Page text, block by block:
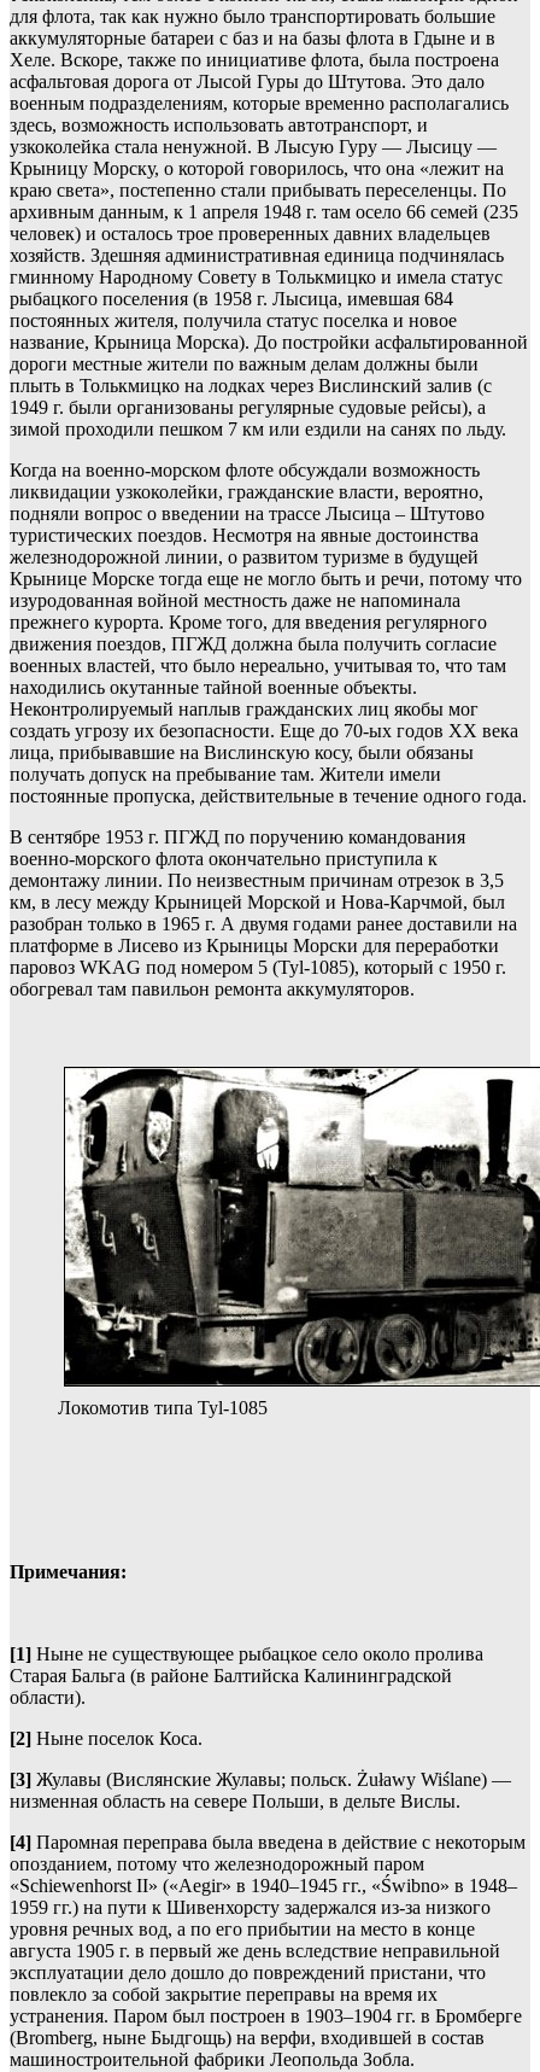
для флота, так как нужно было транспортировать большие
аккумуляторные батареи с баз и на базы флота в Гдыне и в
Хеле. Вскоре, также по инициативе флота, была построена
асфальтовая дорога от Лысой Гуры до Штутова. Это дало
военным подразделениям, которые временно располагались
здесь, возможность использовать автотранспорт, и
узкоколейка стала ненужной. В Лысую Гуру — Лысицу —
Крыницу Морску, о которой говорилось, что она «лежит на
краю света», постепенно стали прибывать переселенцы. По
архивным данным, к 1 апреля 1948 г. там осело 66 семей (235
человек) и осталось трое проверенных давних владельцев
хозяйств. Здешняя административная единица подчинялась
гминному Народному Совету в Толькмицко и имела статус
рыбацкого поселения (в 1958 г. Лысица, имевшая 684
постоянных жителя, получила статус поселка и новое
название, Крыница Морска). До постройки асфальтированной
дороги местные жители по важным делам должны были
плыть в Толькмицко на лодках через Вислинский залив (с
1949 г. были организованы регулярные судовые рейсы), а
зимой проходили пешком 7 км или ездили на санях по льду.
Когда на военно-морском флоте обсуждали возможность
ликвидации узкоколейки, гражданские власти, вероятно,
подняли вопрос о введении на трассе Лысица – Штутово
туристических поездов. Несмотря на явные достоинства
железнодорожной линии, о развитом туризме в будущей
Крынице Морске тогда еще не могло быть и речи, потому что
изуродованная войной местность даже не напоминала
прежнего курорта. Кроме того, для введения регулярного
движения поездов, ПГЖД должна была получить согласие
военных властей, что было нереально, учитывая то, что там
находились окутанные тайной военные объекты.
Неконтролируемый наплыв гражданских лиц якобы мог
создать угрозу их безопасности. Еще до 70-ых годов XX века
лица, прибывавшие на Вислинскую косу, были обязаны
получать допуск на пребывание там. Жители имели
постоянные пропуска, действительные в течение одного года.
В сентябре 1953 г. ПГЖД по поручению командования
военно-морского флота окончательно приступила к
демонтажу линии. По неизвестным причинам отрезок в 3,5
км, в лесу между Крыницей Морской и Нова-Карчмой, был
разобран только в 1965 г. А двумя годами ранее доставили на
платформе в Лисево из Крыницы Морски для переработки
паровоз WKAG под номером 5 (Tyl-1085), который с 1950 г.
обогревал там павильон ремонта аккумуляторов.
Локомотив типа Tyl-1085
Примечания:
[1] Ныне не существующее рыбацкое село около пролива
Старая Бальга (в районе Балтийска Калининградской
области).
[2] Ныне поселок Коса.
[3] Жулавы (Вислянские Жулавы; польск. Żuławy Wiślane) —
низменная область на севере Польши, в дельте Вислы.
[4] Паромная переправа была введена в действие с некоторым
опозданием, потому что железнодорожный паром
«Schiewenhorst II» («Aegir» в 1940–1945 гг., «Świbno» в 1948–
1959 гг.) на пути к Шивенхорсту задержался из-за низкого
уровня речных вод, а по его прибытии на место в конце
августа 1905 г. в первый же день вследствие неправильной
эксплуатации дело дошло до повреждений пристани, что
повлекло за собой закрытие переправы на время их
устранения. Паром был построен в 1903–1904 гг. в Бромберге
(Bromberg, ныне Быдгощь) на верфи, входившей в состав
машиностроительной фабрики Леопольда Зобла.